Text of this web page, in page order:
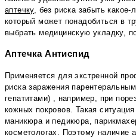
аптечку, без риска забыть какое-
который может понадобиться в
выбрать медицинскую укладку,
Аптечка Антиспид
Применяется для экстренной
риска заражения
гепатитами) , например, при
кожных покровов. Такая
маникюра и педикюра,
косметологах. Поэтому наличие